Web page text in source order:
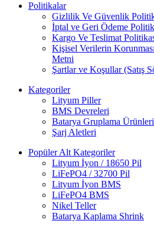
Politikalar
Gizlilik Ve Güvenlik
İptal ve Geri Ödeme
Kargo Ve Teslimat
Kişisel Verilerin
Metni
Şartlar ve Koşullar (Satış
Kategoriler
Lityum Piller
BMS Devreleri
Batarya Gruplama Ürünleri
Şarj Aletleri
Popüler Alt Kategoriler
Lityum İyon / 18650 Pil
LiFePO4 / 32700 Pil
Lityum İyon BMS
LiFePO4 BMS
Nikel Teller
Batarya Kaplama Shrink